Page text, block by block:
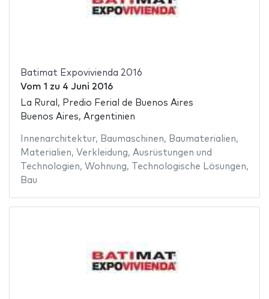
Batimat Expovivienda 2016
Vom 1 zu 4 Juni 2016
La Rural, Predio Ferial de Buenos Aires
Buenos Aires, Argentinien
Innenarchitektur, Baumaschinen, Baumaterialien,
Materialien, Verkleidung, Ausrüstungen und
Technologien, Wohnung, Technologische Lösungen,
Bau